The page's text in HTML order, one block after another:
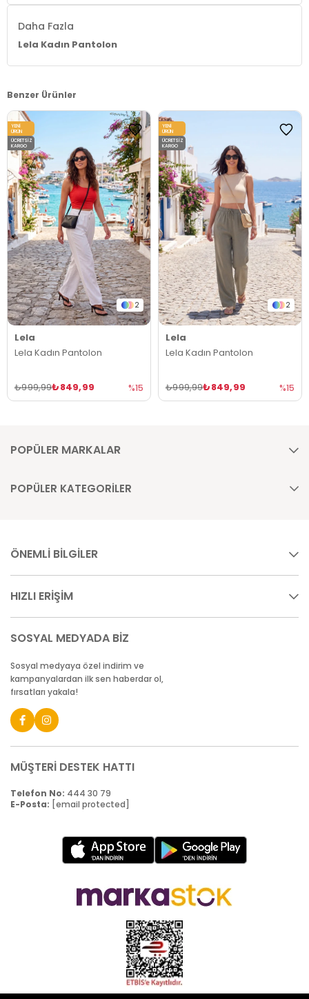
Daha Fazla
Lela Kadın Pantolon
Benzer Ürünler
2
Lela
Lela Kadın Pantolon
₺849,99
₺999,99 %15
YENI
ÜRÜN
ÜCRETSIZ
KARGO
2
Lela
Lela Kadın Pantolon
₺849,99
₺999,99 %15
YENI
ÜRÜN
ÜCRETSIZ
KARGO
POPÜLER MARKALAR
POPÜLER KATEGORİLER
ÖNEMLİ BİLGİLER
HIZLI ERİŞİM
SOSYAL MEDYADA BİZ
Sosyal medyaya özel indirim ve
kampanyalardan ilk sen haberdar ol,
fırsatları yakala!
MÜŞTERİ DESTEK HATTI
Telefon No: 444 30 79
E-Posta: [email protected]